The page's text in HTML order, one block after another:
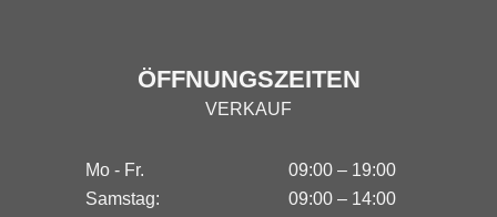
ÖFFNUNGSZEITEN
VERKAUF
Mo - Fr.
09:00 – 19:00
Samstag:
09:00 – 14:00